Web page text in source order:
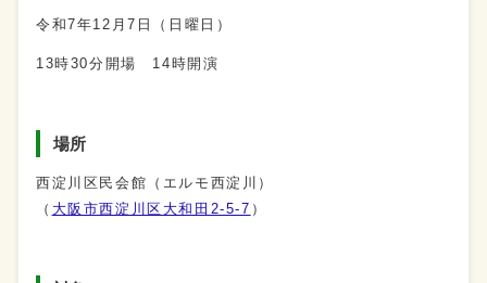
令和7年12 月7 日（日曜日）
13時30分 開場 14時開演
場所
西淀川区民会館（エルモ西淀川）
（ 大阪市西淀川区大和田2-5-7 ）